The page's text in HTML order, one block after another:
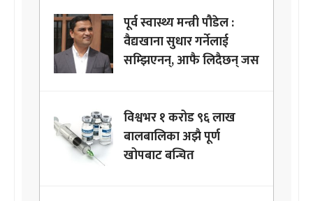
पूर्व स्वास्थ्य मन्त्री पौडेल :
वैद्यखाना सुधार गर्नेलाई
सम्झिएनन्, आफै लिदैछन् जस
विश्वभर १ करोड ९६ लाख
बालबालिका अझै पूर्ण
खोपबाट बन्चित